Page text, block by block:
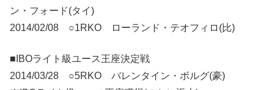
ン・フォード(タイ)
2014/02/08 ○1RKO ローランド・テオフィロ(比)
■IBOライト級ユース王座決定戦
2014/03/28 ○5RKO バレンタイン・ボルグ(豪)